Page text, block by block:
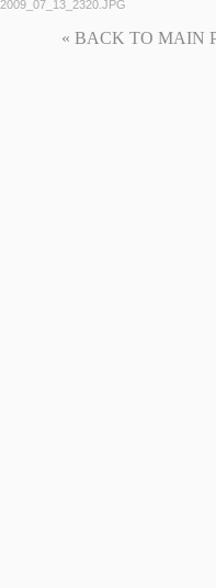
2009_07_13_2320.JPG
« BACK TO MAIN